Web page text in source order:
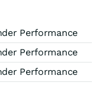
Performance
Performance
Performance